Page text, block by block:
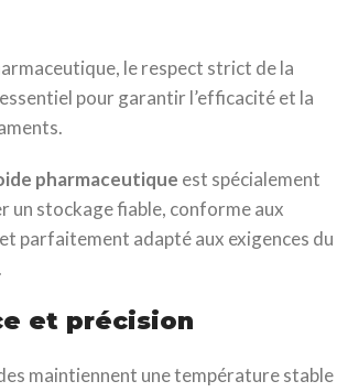
le respect strict de la
pour garantir l’efficacité et la
pharmaceutique est spécialement
un stockage fiable, conforme aux
parfaitement adapté aux exigences du
et précision
maintiennent une température stable